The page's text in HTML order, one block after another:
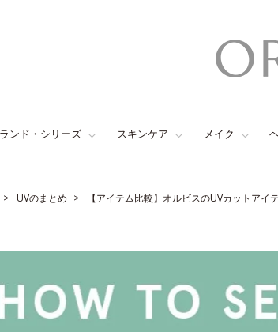
ンド・シリーズ スキンケア メイク
UVのまとめ 【アイテム比較】オルビスのUVカットアイ